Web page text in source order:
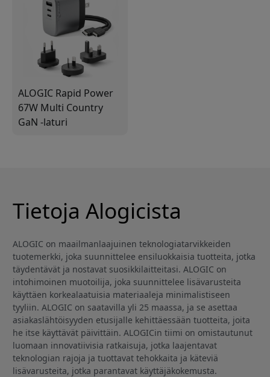
ALOGIC Rapid Power
67W Multi Country
GaN -laturi
Tietoja Alogicista
ALOGIC on maailmanlaajuinen teknologiatarvikkeiden
tuotemerkki, joka suunnittelee ensiluokkaisia tuotteita, jotka
täydentävät ja nostavat suosikkilaitteitasi. ALOGIC on
intohimoinen muotoilija, joka suunnittelee lisävarusteita
käyttäen korkealaatuisia materiaaleja minimalistiseen
tyyliin. ALOGIC on saatavilla yli 25 maassa, ja se asettaa
asiakaslähtöisyyden etusijalle kehittäessään tuotteita, joita
he itse käyttävät päivittäin. ALOGICin tiimi on omistautunut
luomaan innovatiivisia ratkaisuja, jotka laajentavat
teknologian rajoja ja tuottavat tehokkaita ja käteviä
lisävarusteita, jotka parantavat käyttäjäkokemusta.